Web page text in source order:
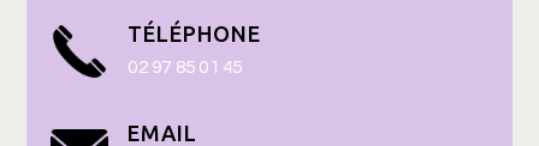
TÉLÉPHONE
02 97 85 01 45
EMAIL